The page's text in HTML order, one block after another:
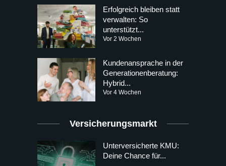
Erfolgreich bleiben statt
verwalten: So
unterstützt...
Vor 2 Wochen
Kundenansprache in der
Generationenberatung:
Hybrid...
Vor 4 Wochen
Versicherungsmarkt
Unterversicherte KMU:
Deine Chance für...